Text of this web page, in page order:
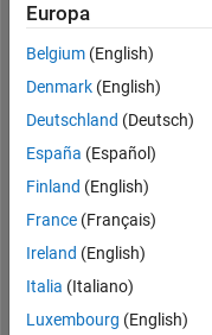
2020
Followers:
0
0
Follow
Nachricht
Europa
Belgium (English)
Denmark (English)
Deutschland (Deutsch)
España (Español)
Finland (English)
France (Français)
Ireland (English)
Italia (Italiano)
Luxembourg (English)